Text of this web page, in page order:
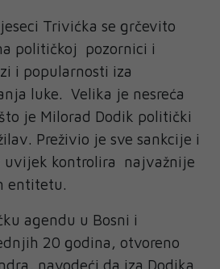
Trivićka se grčevito
političkoj pozornici i
i popularnosti iza
luke. Velika je nesreća
je Milorad Dodik politički
Preživio je sve sankcije i
uvijek kontrolira najvažnije
entitetu.
agendu u Bosni i
20 godina, otvoreno
navodeći da iza Dodika